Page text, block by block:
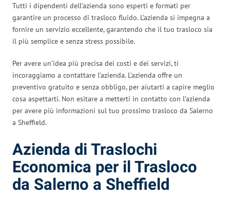
Tutti i dipendenti dell’azienda sono esperti e formati per
garantire un processo di trasloco fluido. L’azienda si impegna a
fornire un servizio eccellente, garantendo che il tuo trasloco sia
il più semplice e senza stress possibile.
Per avere un’idea più precisa dei costi e dei servizi, ti
incoraggiamo a contattare l’azienda. L’azienda offre un
preventivo gratuito e senza obbligo, per aiutarti a capire meglio
cosa aspettarti. Non esitare a metterti in contatto con l’azienda
per avere più informazioni sul tuo prossimo trasloco da Salerno
a Sheffield.
Azienda di Traslochi
Economica per il Trasloco
da Salerno a Sheffield